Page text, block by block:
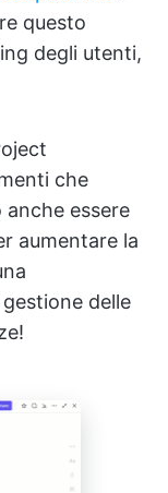
questo
degli utenti,
che
essere
aumentare la
delle